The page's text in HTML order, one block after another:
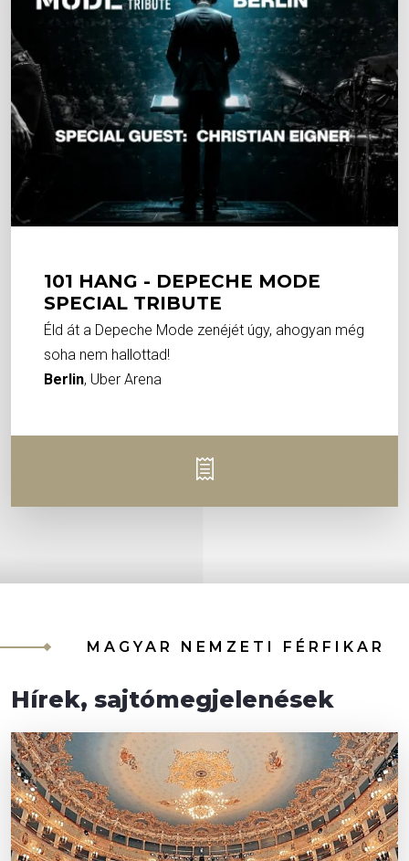
101 HANG - DEPECHE MODE
SPECIAL TRIBUTE
Éld át a Depeche Mode zenéjét úgy, ahogyan még
soha nem hallottad!
Berlin, Uber Arena
MAGYAR NEMZETI FÉRFIKAR
Hírek, sajtómegjelenések